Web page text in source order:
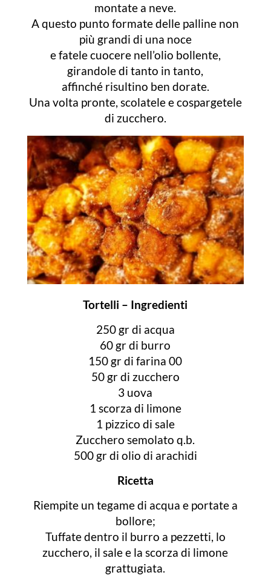
montate a neve.
A questo punto formate delle palline non
più grandi di una noce
e fatele cuocere nell’olio bollente,
girandole di tanto in tanto,
affinché risultino ben dorate.
Una volta pronte, scolatele e cospargetele
di zucchero.
Tortelli – Ingredienti
250 gr di acqua
60 gr di burro
150 gr di farina 00
50 gr di zucchero
3 uova
1 scorza di limone
1 pizzico di sale
Zucchero semolato q.b.
500 gr di olio di arachidi
Ricetta
Riempite un tegame di acqua e portate a
bollore;
Tuffate dentro il burro a pezzetti, lo
zucchero, il sale e la scorza di limone
grattugiata.